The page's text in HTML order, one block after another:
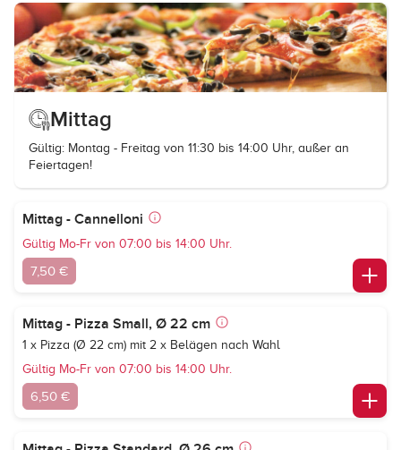
Mittag
Gültig: Montag - Freitag von 11:30 bis 14:00 Uhr, außer an
Feiertagen!
Mittag - Cannelloni
Gültig Mo-Fr von 07:00 bis 14:00 Uhr.
7,50 €
Mittag - Pizza Small, Ø 22 cm
1 x Pizza (Ø 22 cm) mit 2 x Belägen nach Wahl
Gültig Mo-Fr von 07:00 bis 14:00 Uhr.
6,50 €